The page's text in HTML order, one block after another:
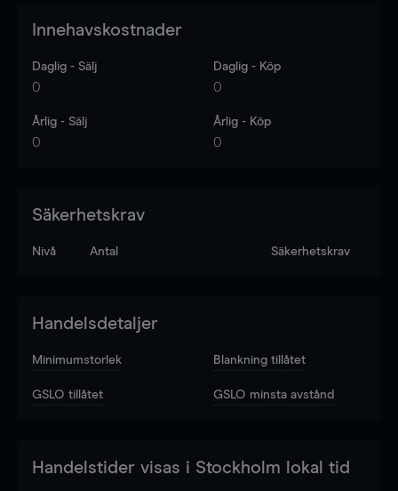
Innehavskostnader
Daglig - Sälj
0
Daglig - Köp
0
Årlig - Sälj
0
Årlig - Köp
0
Säkerhetskrav
Nivå Antal Säkerhetskrav
Handelsdetaljer
Minimumstorlek Blankning tillåtet
GSLO tillåtet GSLO minsta avstånd
Handelstider visas i Stockholm lokal tid